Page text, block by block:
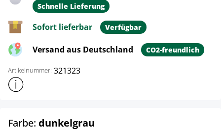
Schnelle Lieferung
Sofort lieferbar Verfügbar
Versand aus Deutschland CO2-freundlich
Artikelnummer: 321323
Weitere Produktinformationen anzeigen
Farbe: dunkelgrau